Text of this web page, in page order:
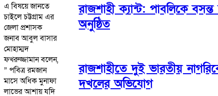
এ বিষয়ে জানতে
চাইলে চট্টগ্রাম এর
জেলা প্রশাসক
জনাব আবুল বাসার
মোহাম্মদ
ফখরুজ্জামান বলেন,
” পবিত্র রমজান
মাসে অধিক মুনাফা
লাভের আশায় যদি
রাজশাহী ক্যান্ট: পাবলিকে
অনুষ্ঠিত
রাজশাহীতে দুই ভারতীয়
দখলের অভিযোগ